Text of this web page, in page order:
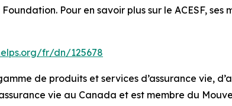
Pour en savoir plus sur le ACESF,
fr/dn/125678
de produits et services d’assurance vie,
vie au Canada et est membre du